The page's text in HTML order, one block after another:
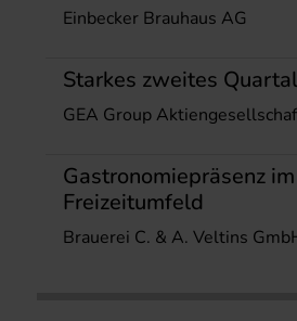
Einbecker Brauhaus AG
Starkes zweites Quartal
GEA Group
Gastronomiepräsenz im
Freizeitumfeld
Brauerei C. & A. Veltins